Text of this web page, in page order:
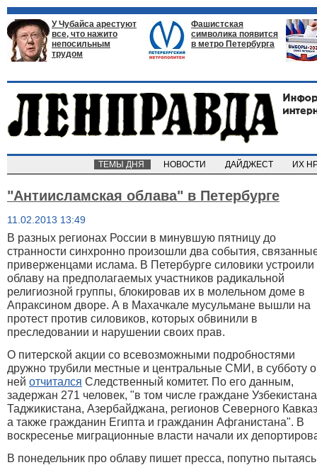
У Чубайса арестуют
все, что нажито
непосильным
трудом
Фашистская
символика появится
в метро Петербурга
ТЕМЫ ДНЯ НОВОСТИ ДАЙДЖЕСТ ИХ
"Антиисламская облава" в Петербурге
11.02.2013 13:49
В разных регионах России в минувшую пятницу до
странности синхронно произошли два события,
приверженцами ислама. В Петербурге силовики устроили
облаву на предполагаемых участников радикальной
религиозной группы, блокировав их в молельном доме в
Апраксином дворе. А в Махачкале мусульмане вышли на
протест против силовиков, которых обвинили в
преследовании и нарушении своих прав.
О питерской акции со всевозможными подробностями
дружно трубили местные и центральные СМИ, в субботу о
ней отчитался Следственный комитет. По его данным,
задержан 271 человек, "в том числе граждане
Таджикистана, Азербайджана, регионов Северного
а также гражданин Египта и гражданин Афганистана". В
воскресенье миграционные власти начали их
В понедельник про облаву пишет пресса, попутно пытаясь